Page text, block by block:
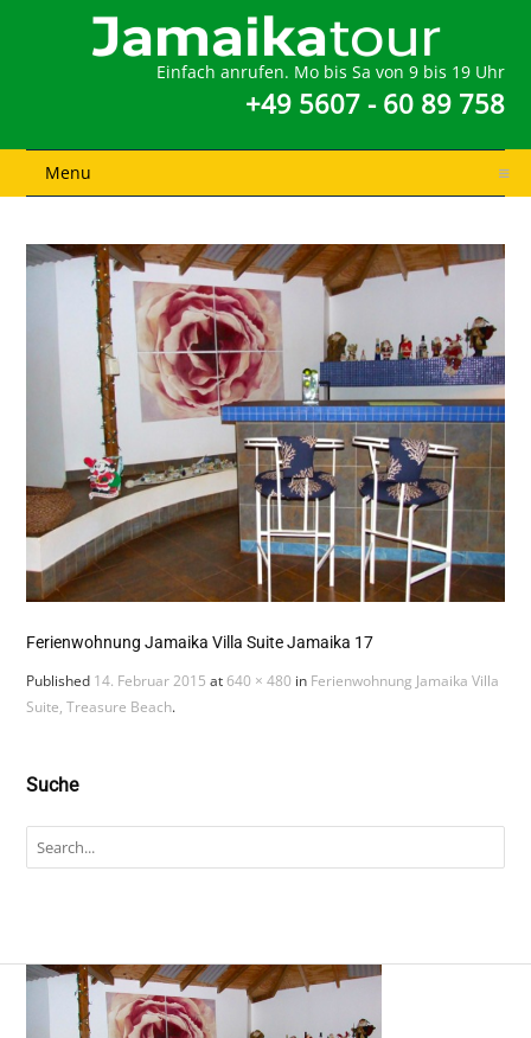
Einfach anrufen. Mo bis Sa von 9 bis 19 Uhr
+49 5607 - 60 89 758
Menu
Ferienwohnung Jamaika Villa Suite Jamaika 17
Published 14. Februar 2015 at 640 × 480 in Ferienwohnung Jamaika Villa
Suite, Treasure Beach.
Suche